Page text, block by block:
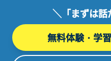
＼「まずは話
無料体験・学